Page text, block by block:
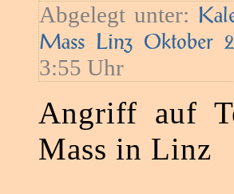
Abgelegt unter:
Mass Linz Oktober
3:55 Uhr
Angriff auf
Mass in Linz